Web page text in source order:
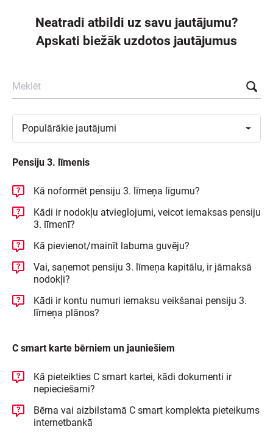
Neatradi atbildi uz savu jautājumu?
Apskati biežāk uzdotos jautājumus
Meklēt
Populārākie jautājumi
Pensiju 3. līmenis
Kā noformēt pensiju 3. līmeņa līgumu?
Kādi ir nodokļu atvieglojumi, veicot iemaksas pensiju
3. līmenī?
Kā pievienot/mainīt labuma guvēju?
Vai, saņemot pensiju 3. līmeņa kapitālu, ir jāmaksā
nodokļi?
Kādi ir kontu numuri iemaksu veikšanai pensiju 3.
līmeņa plānos?
C smart karte bērniem un jauniešiem
Kā pieteikties C smart kartei, kādi dokumenti ir
nepieciešami?
Bērna vai aizbilstamā C smart komplekta pieteikums
internetbankā